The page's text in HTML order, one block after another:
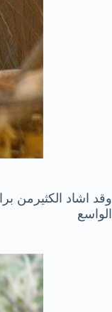
وقد اشاد الكثيرمن
الواسع